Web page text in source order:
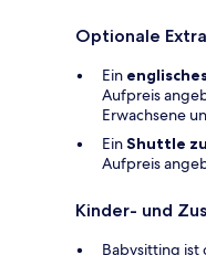
Optionale
Ein
Aufpreis
Erwachsene
EinShuttle
Aufpreis
Kinder- und
Babysitting ist